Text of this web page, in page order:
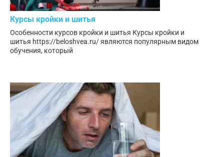
Курсы кройки и шитья
Особенности курсов кройки и шитья Курсы кройки и
шитья https://beloshvea.ru/ являются популярным видом
обучения, который